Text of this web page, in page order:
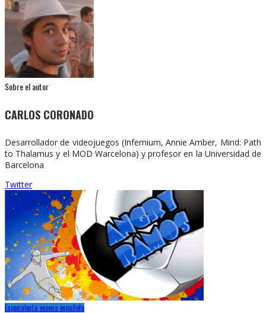
Sobre el autor
CARLOS CORONADO
Desarrollador de videojuegos (Infernium, Annie Amber, Mind: Path
to Thalamus y el MOD Warcelona) y profesor en la Universidad de
Barcelona
Twitter
EspecialesLa escena española